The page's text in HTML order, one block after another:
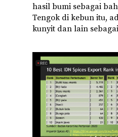
hasil bumi sebagai
Tengok di kebun itu,
kunyit dan lain